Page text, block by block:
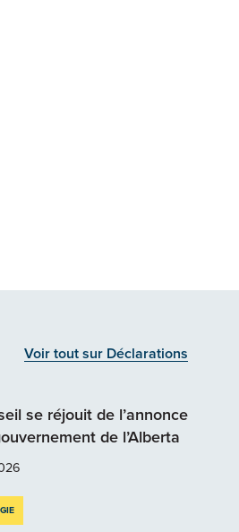
Voir tout sur Déclarations
se réjouit de l’annonce
de l’Alberta